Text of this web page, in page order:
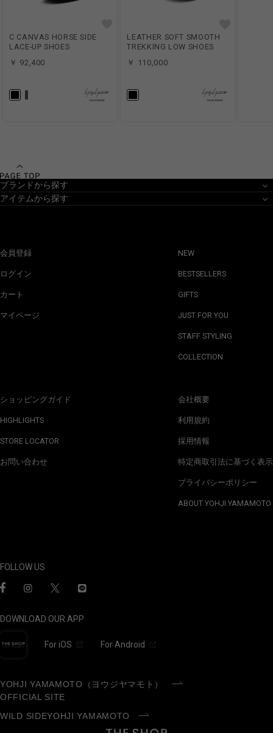
C CANVAS HORSE SIDE
LACE-UP SHOES
￥ 92,400
LEATHER SOFT SMOOTH
TREKKING LOW SHOES
￥ 110,000
ブランドから探す
アイテムから探す
会員登録
ログイン
カート
マイページ
ショッピングガイド
HIGHLIGHTS
STORE LOCATOR
お問い合わせ
NEW
BESTSELLERS
GIFTS
JUST FOR YOU
STAFF STYLING
COLLECTION
会社概要
利用規約
採用情報
特定商取引法に基づく表示
プライバシーポリシー
ABOUT YOHJI YAMAMOTO
FOLLOW US
DOWNLOAD OUR APP
For iOS For Android
YOHJI YAMAMOTO（ヨウジヤマモト）
OFFICIAL SITE
WILD SIDEYOHJI YAMAMOTO